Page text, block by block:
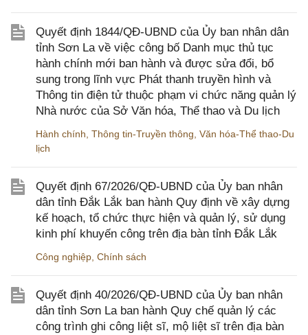
Quyết định 1844/QĐ-UBND của Ủy ban nhân dân
tỉnh Sơn La về việc công bố Danh mục thủ tục
hành chính mới ban hành và được sửa đổi, bổ
sung trong lĩnh vực Phát thanh truyền hình và
Thông tin điện tử thuộc phạm vi chức năng quản lý
Nhà nước của Sở Văn hóa, Thể thao và Du lịch
Hành chính Thông tin-Truyền thông Văn hóa-Thể thao-Du
lịch
Quyết định 67/2026/QĐ-UBND của Ủy ban nhân
dân tỉnh Đắk Lắk ban hành Quy định về xây dựng
kế hoạch, tổ chức thực hiện và quản lý, sử dụng
kinh phí khuyến công trên địa bàn tỉnh Đắk Lắk
Công nghiệp Chính sách
Quyết định 40/2026/QĐ-UBND của Ủy ban nhân
dân tỉnh Sơn La ban hành Quy chế quản lý các
công trình ghi công liệt sĩ, mộ liệt sĩ trên địa bàn